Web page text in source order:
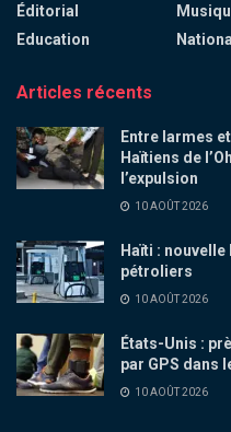
Éditorial
Education
National
Articles récents
Entre larmes
Haïtiens de
l’expulsion
10 AOÛT 2026
Haïti :
pétroliers
10 AOÛT 2026
États-Unis :
par GPS dans
10 AOÛT 2026